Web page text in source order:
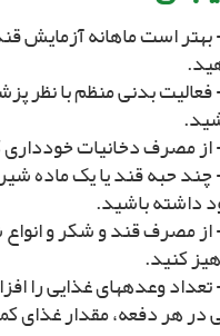
بهتر است ماهانه آزمایش
فعالیت بدنى منظم با نظر
چند حبه قند یا یک ماده
داشته باشید.
از مصرف قند و شکر و
کنید.
تعداد وعده‏هاى غذایى را
در هر دفعه، مقدار غذاى